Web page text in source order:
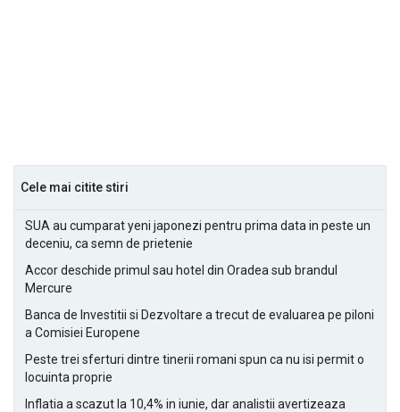
Cele mai citite stiri
SUA au cumparat yeni japonezi pentru prima data in peste un
deceniu, ca semn de prietenie
Accor deschide primul sau hotel din Oradea sub brandul
Mercure
Banca de Investitii si Dezvoltare a trecut de evaluarea pe piloni
a Comisiei Europene
Peste trei sferturi dintre tinerii romani spun ca nu isi permit o
locuinta proprie
Inflatia a scazut la 10,4% in iunie, dar analistii avertizeaza